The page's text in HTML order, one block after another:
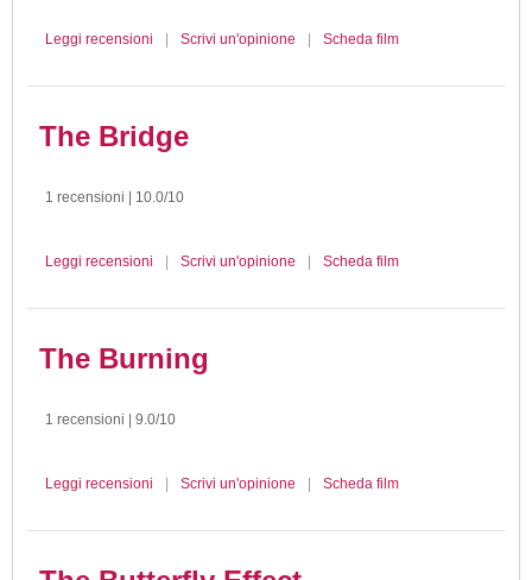
Leggi recensioni Scrivi un'opinione Scheda film
The Bridge
1 recensioni | 10.0/10
Leggi recensioni Scrivi un'opinione Scheda film
The Burning
1 recensioni | 9.0/10
Leggi recensioni Scrivi un'opinione Scheda film